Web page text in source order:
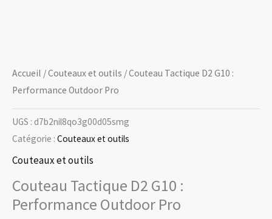
Accueil /Couteaux et outils / Couteau Tactique D2 G10 :
Performance Outdoor Pro
UGS : d7b2nil8qo3g00d05smg
Catégorie : Couteaux et outils
Couteaux et outils
Couteau Tactique D2 G10 :
Performance Outdoor Pro